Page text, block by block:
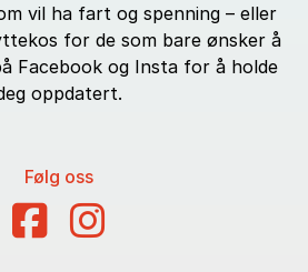
vil ha fart og spenning – eller
for de som bare ønsker å
Facebook og Insta for å holde
oppdatert.
Følg oss